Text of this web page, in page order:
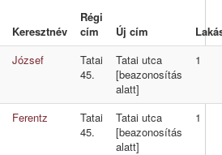
Keresztnév
Régi
cím
Új cím
József
Tatai
45.
Tatai utca
[beazonosítás
alatt]
1
Ferentz
Tatai
45.
Tatai utca
[beazonosítás
alatt]
1